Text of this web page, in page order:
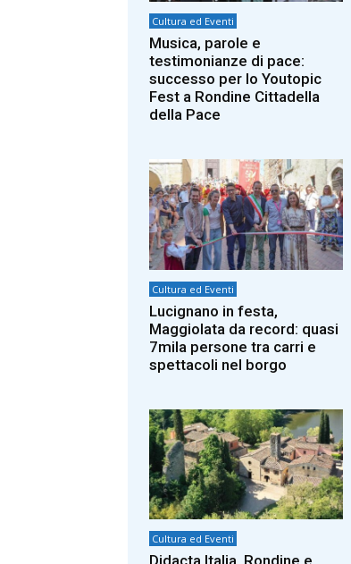
Cultura ed Eventi
Musica, parole e
testimonianze di pace:
successo per lo Youtopic
Fest a Rondine Cittadella
della Pace
Cultura ed Eventi
Lucignano in festa,
Maggiolata da record: quasi
7mila persone tra carri e
spettacoli nel borgo
Cultura ed Eventi
Didacta Italia, Rondine e